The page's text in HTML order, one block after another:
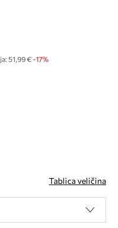
51,99 € -17%
Tablica veličina